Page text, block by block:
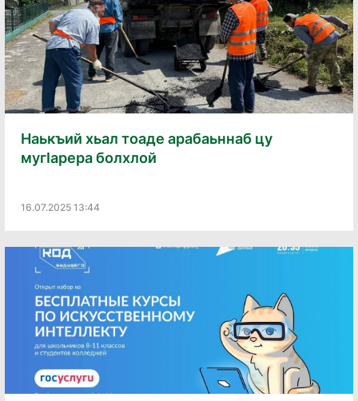
Наькъий хьал тоаде арабаьннаб цу
мугӀарера болхлой
16.07.2025 13:44